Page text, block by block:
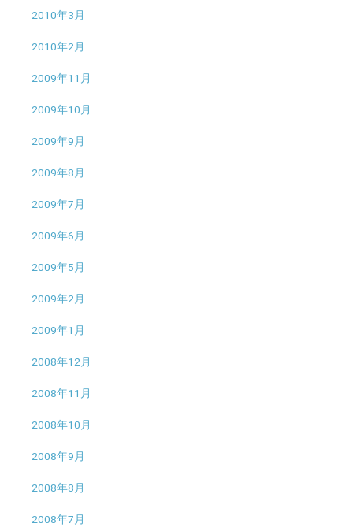
2010年3月
2010年2月
2009年11月
2009年10月
2009年9月
2009年8月
2009年7月
2009年6月
2009年5月
2009年2月
2009年1月
2008年12月
2008年11月
2008年10月
2008年9月
2008年8月
2008年7月